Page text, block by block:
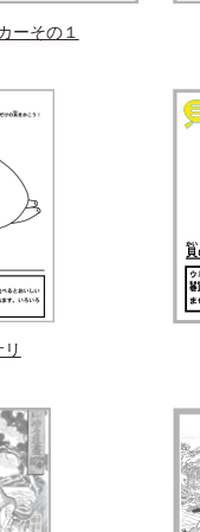
ーその１